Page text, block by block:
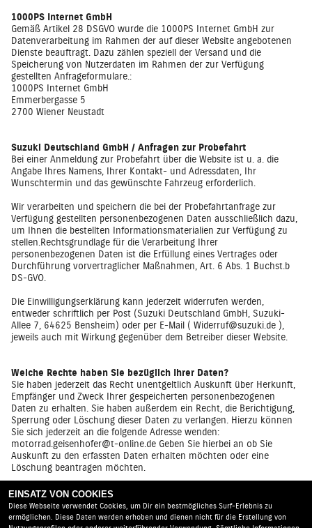
1000PS Internet GmbH
Gemäß Artikel 28 DSGVO wurde die 1000PS Internet GmbH zur
Datenverarbeitung im Rahmen der auf dieser Website angebotenen
Dienste beauftragt. Dazu zählen speziell der Versand und die
Speicherung von Nutzerdaten im Rahmen der zur Verfügung
gestellten Anfrageformulare.:
1000PS Internet GmbH
Emmerbergasse 5
2700 Wiener Neustadt
Suzuki Deutschland GmbH / Anfragen zur Probefahrt
Bei einer Anmeldung zur Probefahrt über die Website ist u. a. die
Angabe Ihres Namens, Ihrer Kontakt- und Adressdaten, Ihr
Wunschtermin und das gewünschte Fahrzeug erforderlich.
Wir verarbeiten und speichern die bei der Probefahrtanfrage zur
Verfügung gestellten personenbezogenen Daten ausschließlich dazu,
um Ihnen die bestellten Informationsmaterialien zur Verfügung zu
stellen.Rechtsgrundlage für die Verarbeitung Ihrer
personenbezogenen Daten ist die Erfüllung eines Vertrages oder
Durchführung vorvertraglicher Maßnahmen, Art. 6 Abs. 1 Buchst.b
DS-GVO.
Die Einwilligungserklärung kann jederzeit widerrufen werden,
entweder schriftlich per Post (Suzuki Deutschland GmbH, Suzuki-
Allee 7, 64625 Bensheim) oder per E-Mail ( Widerruf@suzuki.de ),
jeweils auch mit Wirkung gegenüber dem Betreiber dieser Website.
Welche Rechte haben Sie bezüglich Ihrer Daten?
Sie haben jederzeit das Recht unentgeltlich Auskunft über Herkunft,
Empfänger und Zweck Ihrer gespeicherten personenbezogenen
Daten zu erhalten. Sie haben außerdem ein Recht, die Berichtigung,
Sperrung oder Löschung dieser Daten zu verlangen. Hierzu können
Sie sich jederzeit an die folgende Adresse wenden:
motorrad.geisenhofer@t-online.de Geben Sie hierbei an ob Sie
Auskunft zu den erfassten Daten erhalten möchten oder eine
Löschung beantragen möchten.
Informationen zum Datenschutzbeauftragten
Datenschutzbeauftrage/r: Günter Geisenhofer, Lukas Geisenhofer
Email Adresse Datenschutzbeauftrage/r: info@motorrad-geisenhofer.de
EINSATZ VON COOKIES
Diese Webseite verwendet Cookies, um Dir ein bestmögliches Surf-Erlebnis zu
ermöglichen. Diese Daten werden erhoben und dienen nicht für die Erstellung von